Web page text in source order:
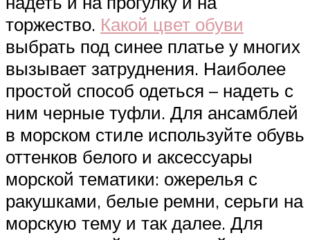
торжество. Какой цвет обуви
выбрать под синее платье у многих
вызывает затруднения. Наиболее
простой способ одеться – надеть с
ним черные туфли. Для ансамблей
в морском стиле используйте обувь
оттенков белого и аксессуары
морской тематики: ожерелья с
ракушками, белые ремни, серьги на
морскую тему и так далее. Для